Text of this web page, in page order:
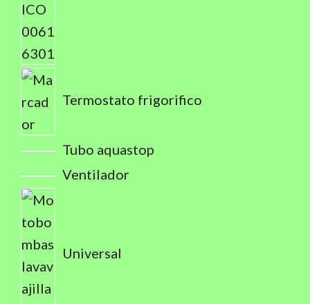
Termostato frigorifico
Tubo aquastop
Ventilador
Universal